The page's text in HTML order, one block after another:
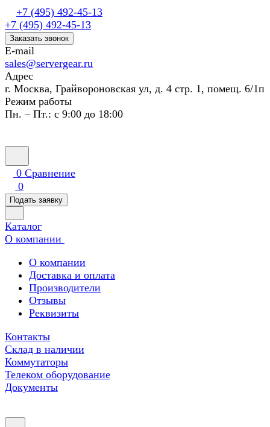
+7 (495) 492-45-13
+7 (495) 492-45-13
Заказать звонок
E-mail
sales@servergear.ru
Адрес
г. Москва, Грайвороновская ул, д. 4 стр. 1, помещ. 6/1п
Режим работы
Пн. – Пт.: с 9:00 до 18:00
0 Сравнение
0
Подать заявку
Каталог
О компании
О компании
Доставка и оплата
Производители
Отзывы
Реквизиты
Контакты
Склад в наличии
Коммутаторы
Телеком оборудование
Документы